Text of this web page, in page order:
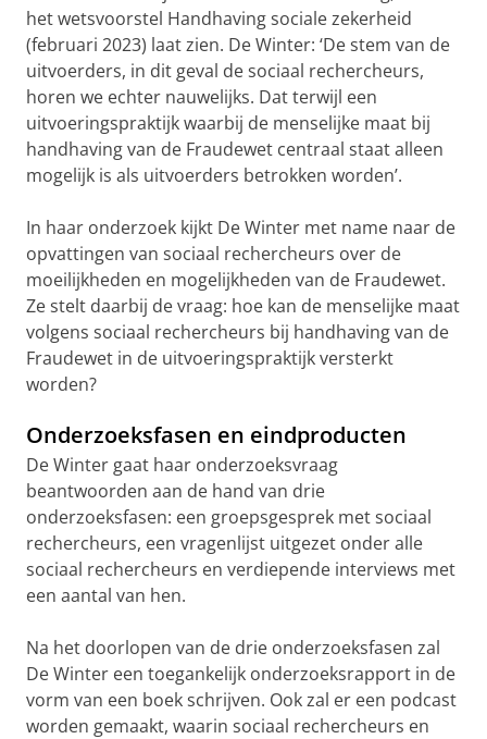
het wetsvoorstel Handhaving sociale zekerheid
(februari 2023) laat zien. De Winter: ‘De stem van de
uitvoerders, in dit geval de sociaal rechercheurs,
horen we echter nauwelijks. Dat terwijl een
uitvoeringspraktijk waarbij de menselijke maat bij
handhaving van de Fraudewet centraal staat alleen
mogelijk is als uitvoerders betrokken worden’.
In haar onderzoek kijkt De Winter met name naar de
opvattingen van sociaal rechercheurs over de
moeilijkheden en mogelijkheden van de Fraudewet.
Ze stelt daarbij de vraag: hoe kan de menselijke maat
volgens sociaal rechercheurs bij handhaving van de
Fraudewet in de uitvoeringspraktijk versterkt
worden?
Onderzoeksfasen en eindproducten
De Winter gaat haar onderzoeksvraag
beantwoorden aan de hand van drie
onderzoeksfasen: een groepsgesprek met sociaal
rechercheurs, een vragenlijst uitgezet onder alle
sociaal rechercheurs en verdiepende interviews met
een aantal van hen.
Na het doorlopen van de drie onderzoeksfasen zal
De Winter een toegankelijk onderzoeksrapport in de
vorm van een boek schrijven. Ook zal er een podcast
worden gemaakt, waarin sociaal rechercheurs en